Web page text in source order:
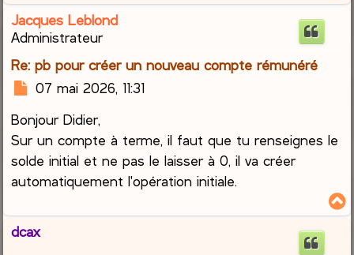
Jacques Leblond
Administrateur
Re: pb pour créer un nouveau compte rémunéré
M
s
s
a
g
e
07 mai 2026, 11:31
Bonjour Didier,
Sur un compte à terme, il faut que tu renseignes le
solde initial et ne pas le laisser à 0, il va créer
automatiquement l'opération initiale.
dcax